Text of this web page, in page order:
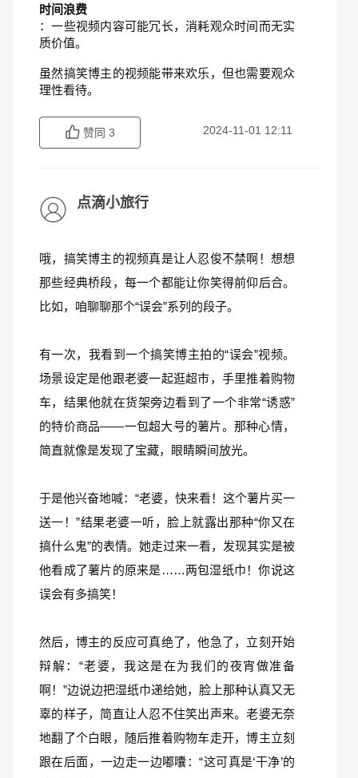
时间浪费
：一些视频内容可能冗长，消耗观众时间而无实
质价值。
虽然搞笑博主的视频能带来欢乐，但也需要观众
理性看待。
赞同 3 2024-11-01 12:11
点滴小旅行
哦，搞笑博主的视频真是让人忍俊不禁啊！想想
那些经典桥段，每一个都能让你笑得前仰后合。
比如，咱聊聊那个“误会”系列的段子。
有一次，我看到一个搞笑博主拍的“误会”视频。
场景设定是他跟老婆一起逛超市，手里推着购物
车，结果他就在货架旁边看到了一个非常“诱惑”
的特价商品——一包超大号的薯片。那种心情，
简直就像是发现了宝藏，眼睛瞬间放光。
于是他兴奋地喊：“老婆，快来看！这个薯片买一
送一！”结果老婆一听，脸上就露出那种“你又在
搞什么鬼”的表情。她走过来一看，发现其实是被
他看成了薯片的原来是……两包湿纸巾！你说这
误会有多搞笑！
然后，博主的反应可真绝了，他急了，立刻开始
辩解：“老婆，我这是在为我们的夜宵做准备
啊！”边说边把湿纸巾递给她，脸上那种认真又无
辜的样子，简直让人忍不住笑出声来。老婆无奈
地翻了个白眼，随后推着购物车走开，博主立刻
跟在后面，一边走一边嘟囔：“这可真是‘干净’的